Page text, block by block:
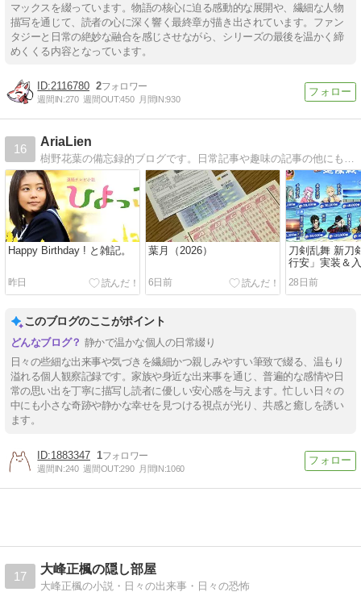
マックスを綴っています。物語の核心に迫る感動的な展開や、繊細な人物
描写を通じて、読者の心に深く響く最終章が描き出されています。ファン
タジーと日常の絶妙な融合を感じさせながら、シリーズの最後を温かく締
めくくる内容となっています。
2116780 2
週間IN:270 週間OUT:450 月間IN:930
16
AriaLien
樹野花葉の備忘録的ブログです。日常記事や趣味の記事の他にも趣味で綴っている小説に関する記事も併せて更新しています。
Happy Birthday ! と雑記。
昨日
葉月（2026）
6日前
刀剣乱舞 新刀
行安」実装＆
まけ）
28日前
このブログのここがポイント
静かで温かな個人の日常綴り
日々の些細な出来事や気づきを繊細かつ親しみやすい筆致で綴る、温もり
溢れる個人観察記録です。家族や身近な出来事を通じ、普遍的な感情や日
常の思い出を丁寧に描写し読者に優しい安心感を与えます。忙しい日々の
中にも小さな奇跡や静かな幸せを見つける視点が光り、共感と癒しを誘い
ます。
1883347 1
週間IN:240 週間OUT:290 月間IN:1060
17
大峰正楓の隠し部屋
大峰正楓の小説・日々の出来事・日々の恐怖